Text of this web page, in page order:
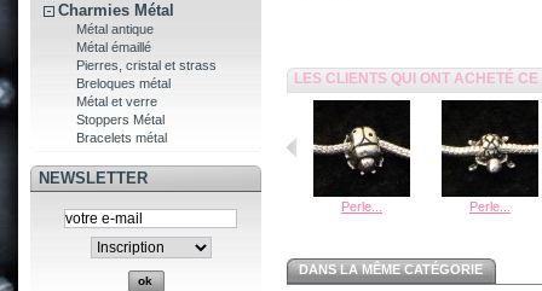
Charmies Métal
Métal antique
Métal émaillé
Pierres, cristal et strass
Breloques métal
Métal et verre
Stoppers Métal
Bracelets métal
NEWSLETTER
LES CLIENTS QUI ONT ACHETÉ
Perle... Perle...
DANS LA MÊME CATÉGORIE